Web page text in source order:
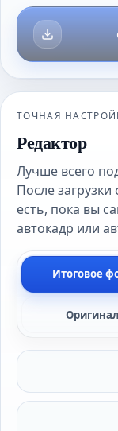
ТОЧНАЯ
Редактор
Лучше всего
После загрузки
есть, пока вы
автокадр или
Итоговое
Оригинал